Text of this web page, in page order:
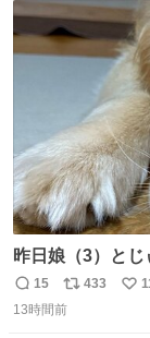
ト
数
昨日娘（3）と
ったんだけど、
た。犬が1番空気
返
信
15
リ
ポ
433
い
13時間前